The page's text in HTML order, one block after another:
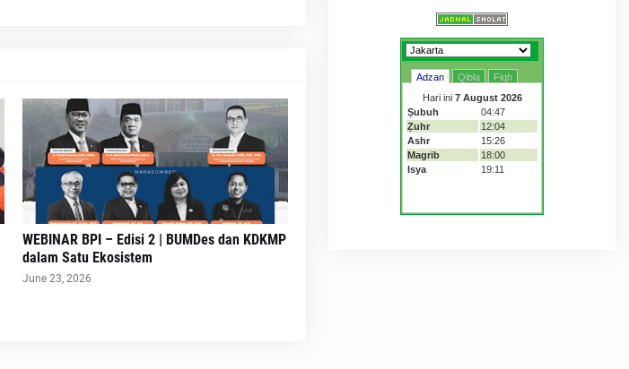
WEBINAR BPI – Edisi 2 | BUMDes dan KDKMP
dalam Satu Ekosistem
June 23, 2026